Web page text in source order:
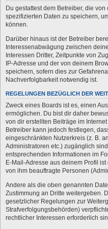
Du gestattest dem Betreiber, die
spezifizierten Daten zu speichern,
können.
Darüber hinaus ist der Betreiber
Interessenabwägung zwischen
Interessen Dritter, Zeitpunkte von
IP-Adresse und der von deinem
speichern, sofern dies zur
Nachverfolgbarkeit notwendig ist.
REGELUNGEN BEZÜGLICH DER
Zweck eines Boards ist es, einen
ermöglichen. Du bist dir daher
von dir erstellten Beiträge im
Betreiber kann jedoch festlegen,
eingeschränkten Nutzerkreis (z. B.
Administratoren etc.) zugänglich
entsprechenden Informationen im
E-Mail-Adresse aus deinem Profil
von ihm beauftragte Personen
Andere als die oben genannten
Zustimmung an Dritte weitergeben.
gesetzlicher Regelungen zur
Strafverfolgungsbehörden)
rechtlicher Interessen erforderlich